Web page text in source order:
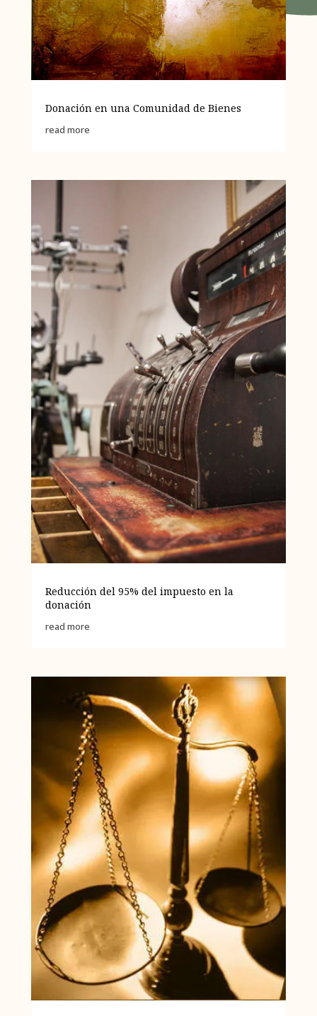
Donación en una Comunidad de Bienes
read more
Reducción del 95% del impuesto en la
donación
read more